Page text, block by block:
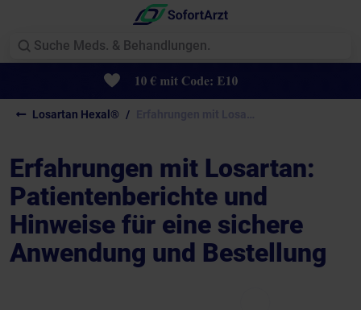
Losartan Hexal®
Erfahrungen mit Losartan:
Patientenberichte und
Hinweise für eine sichere
Anwendung und Bestellung